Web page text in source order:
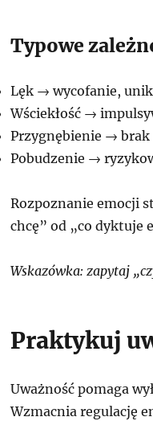
Typowe
Lęk → wycofanie,
Wściekłość →
Przygnębienie →
Pobudzenie →
Rozpoznanie emocji
chcę” od „co dyktuje
Wskazówka: zapytaj
Praktykuj
Uważność pomaga
Wzmacnia regulację